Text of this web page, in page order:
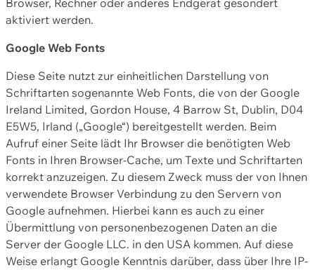
Browser, Rechner oder anderes Endgerät gesondert
aktiviert werden.
Google Web Fonts
Diese Seite nutzt zur einheitlichen Darstellung von
Schriftarten sogenannte Web Fonts, die von der Google
Ireland Limited, Gordon House, 4 Barrow St, Dublin, D04
E5W5, Irland („Google“) bereitgestellt werden. Beim
Aufruf einer Seite lädt Ihr Browser die benötigten Web
Fonts in Ihren Browser-Cache, um Texte und Schriftarten
korrekt anzuzeigen. Zu diesem Zweck muss der von Ihnen
verwendete Browser Verbindung zu den Servern von
Google aufnehmen. Hierbei kann es auch zu einer
Übermittlung von personenbezogenen Daten an die
Server der Google LLC. in den USA kommen. Auf diese
Weise erlangt Google Kenntnis darüber, dass über Ihre IP-